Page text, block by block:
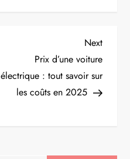
Next
Post
Next
Prix d’une voiture
électrique : tout savoir sur
les coûts en 2025